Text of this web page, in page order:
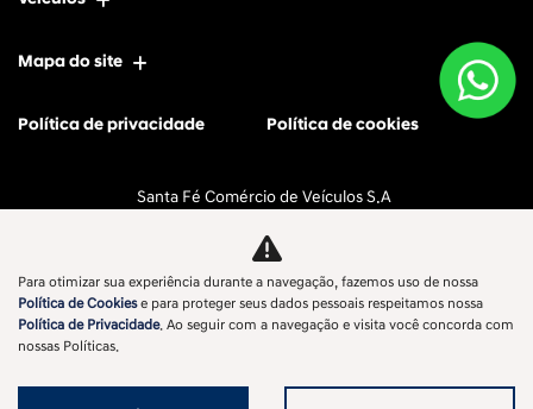
Mapa do site
Política de privacidade Política de cookies
Santa Fé Comércio de Veículos S.A
CNPJ: 11.596.056/0002-58
No trânsito, enxergar o outro salva vidas.
Para otimizar sua experiência durante a navegação, fazemos uso de nossa
Política de Cookiese para proteger seus dados pessoais respeitamos nossa
Política de Privacidade. Ao seguir com a navegação e visita você concorda com
nossas Políticas.